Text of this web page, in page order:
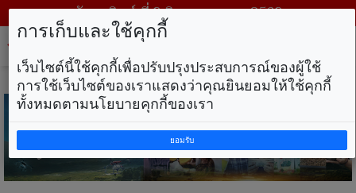
วันอาทิตย์ ที่ 9 สิงหาคม พ.ศ. 2569
การเก็บและใช้คุกกี้
เว็บไซต์นี้ใช้คุกกี้เพื่อปรับปรุงประสบการณ์ของผู้ใช้
การใช้เว็บไซต์ของเราแสดงว่าคุณยินยอมให้ใช้คุกกี้
ทั้งหมดตามนโยบายคุกกี้ของเรา
ยอมรับ